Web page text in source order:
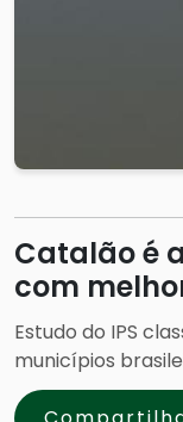
Catalão é
com
Estudo do IPS
municípios